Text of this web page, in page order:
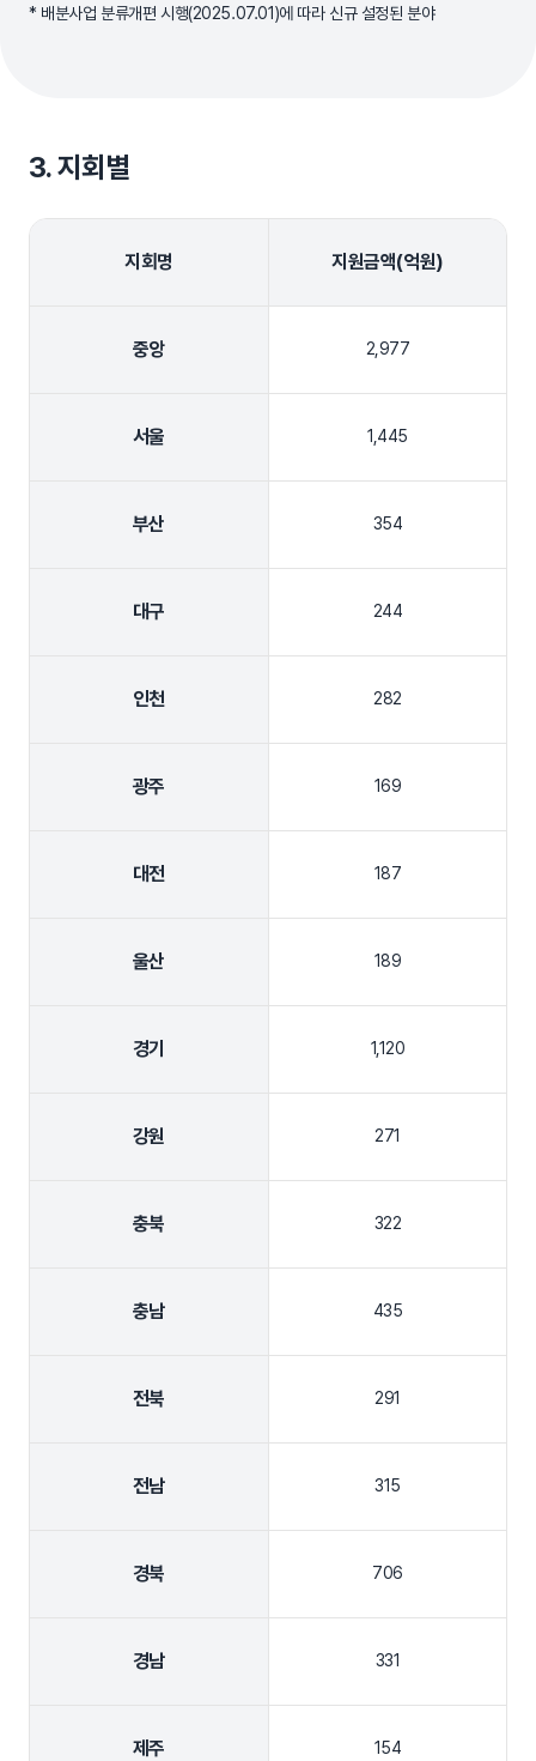
* 배분사업 분류개편 시행(2025.07.01)에 따라 신규 설정된 분야
3. 지회별
지회명 지원금액(억원)
중앙 2,977
서울 1,445
부산 354
대구 244
인천 282
광주 169
대전 187
울산 189
경기 1,120
강원 271
충북 322
충남 435
전북 291
전남 315
경북 706
경남 331
제주 154